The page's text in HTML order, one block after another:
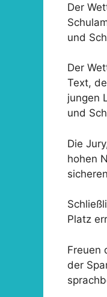
Der
und
Der
Text,
jungen
und
Die
hohen
Platz
Freuen
der